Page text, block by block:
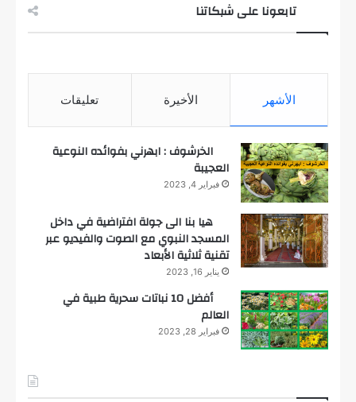
تابعونا على شبكاتنا
الأشهر الأخيرة تعليقات
الخرشوف : ابهرني بفوائده النوعية
العجيبة
فبراير 4, 2023
هيا بنا الى جولة افتراضية في داخل
المسجد النبوي مع الصوت والفيديو عبر
تقنية ثلاثية الأبعاد
يناير 16, 2023
أفضل 10 نباتات سحرية طبية في
العالم
فبراير 28, 2023